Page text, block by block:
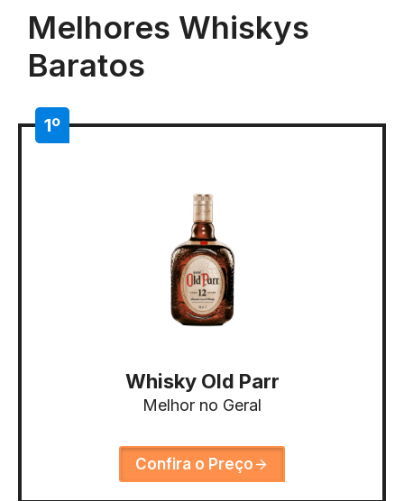
Melhores Whiskys
Baratos
1º
Whisky Old Parr
Melhor no Geral
Confira o Preço